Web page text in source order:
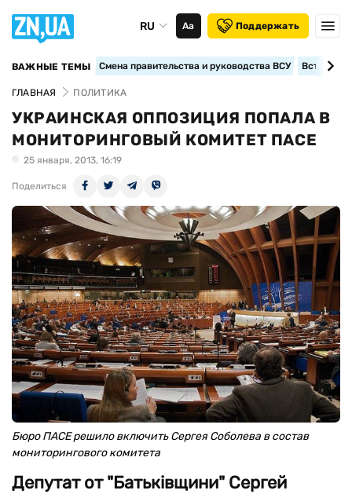
RU Аа Поддержать
ВАЖНЫЕ ТЕМЫ Смена правительства и руководства ВСУ
ГЛАВНАЯ ПОЛИТИКА
УКРАИНСКАЯ ОППОЗИЦИЯ ПОПАЛА В
МОНИТОРИНГОВЫЙ КОМИТЕТ ПАСЕ
25 января, 2013, 16:19
Поделиться
Бюро ПАСЕ решило включить Сергея Соболева в состав
мониторингового комитета
Депутат от "Батьківщини" Сергей